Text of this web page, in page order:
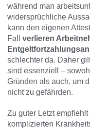
während man
widersprüchliche
kann den eigenen
Fall verlieren
schlechter da. Daher
sind essenziell –
Gründen als auch, um
nicht zu gefährden.
Zu guter Letzt
komplizierten